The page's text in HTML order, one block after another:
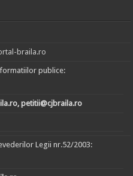
braila.ro
publice:
petitii@cjbraila.ro
Legii nr.52/2003: